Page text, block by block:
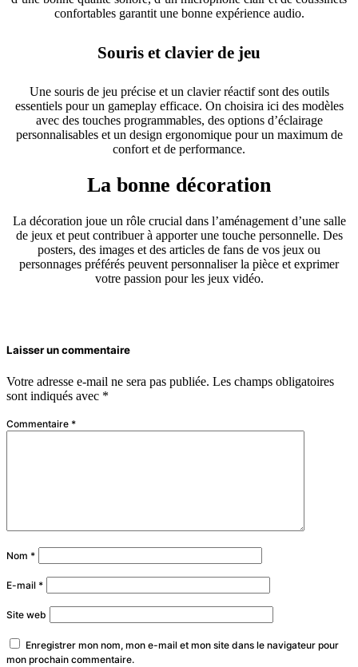
confortables garantit une bonne expérience audio.
Souris et clavier de jeu
Une souris de jeu précise et un clavier réactif sont des outils
essentiels pour un gameplay efficace. On choisira ici des modèles
avec des touches programmables, des options d’éclairage
personnalisables et un design ergonomique pour un maximum de
confort et de performance.
La bonne décoration
La décoration joue un rôle crucial dans l’aménagement d’une salle
de jeux et peut contribuer à apporter une touche personnelle. Des
posters, des images et des articles de fans de vos jeux ou
personnages préférés peuvent personnaliser la pièce et exprimer
votre passion pour les jeux vidéo.
Laisser un commentaire
Votre adresse e-mail ne sera pas publiée. Les champs obligatoires
sont indiqués avec *
Commentaire *
Nom *
E-mail *
Site web
Enregistrer mon nom, mon e-mail et mon site dans le navigateur pour
mon prochain commentaire.